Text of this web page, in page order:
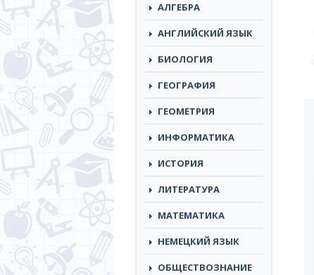
АЛГЕБРА
АНГЛИЙСКИЙ ЯЗЫК
БИОЛОГИЯ
ГЕОГРАФИЯ
ГЕОМЕТРИЯ
ИНФОРМАТИКА
ИСТОРИЯ
ЛИТЕРАТУРА
МАТЕМАТИКА
НЕМЕЦКИЙ ЯЗЫК
ОБЩЕСТВОЗНАНИЕ